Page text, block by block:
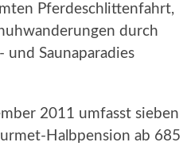
Pferdeschlittenfahrt,
durch
und Saunaparadies
2011 umfasst sieben
Halbpension ab 685